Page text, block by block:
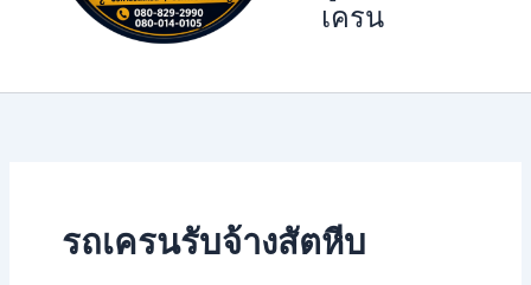
เครน
รถเครนรับจ้างสัตหีบ